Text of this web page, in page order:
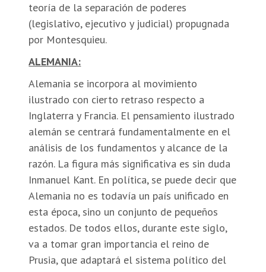
teoría de la separación de poderes
(legislativo, ejecutivo y judicial) propugnada
por Montesquieu.
ALEMANIA:
Alemania se incorpora al movimiento
ilustrado con cierto retraso respecto a
Inglaterra y Francia. El pensamiento ilustrado
alemán se centrará fundamentalmente en el
análisis de los fundamentos y alcance de la
razón. La figura más significativa es sin duda
Inmanuel Kant. En política, se puede decir que
Alemania no es todavía un país unificado en
esta época, sino un conjunto de pequeños
estados. De todos ellos, durante este siglo,
va a tomar gran importancia el reino de
Prusia, que adaptará el sistema político del